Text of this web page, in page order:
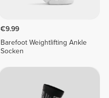
€9.99
Barefoot Weightlifting Ankle
Socken